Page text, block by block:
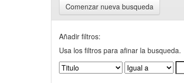
Comenzar nueva busqueda
Añadir filtros:
Usa los filtros para afinar la busqueda.